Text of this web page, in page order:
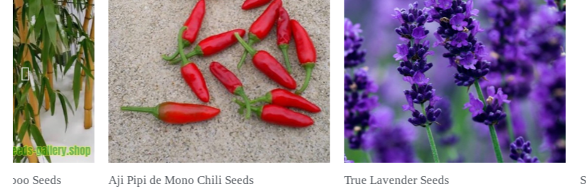
Seeds GYORSNÉZET
True Lavender Seeds GYORSNÉZET
Szerecsendióbors Magvak (Pimenta dioica)